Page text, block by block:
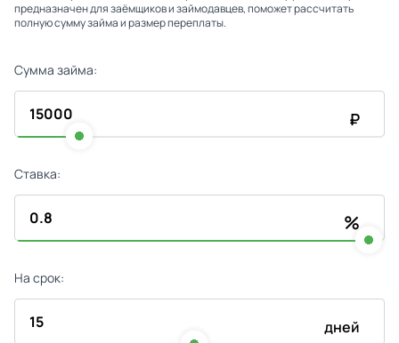
предназначен для заёмщиков и займодавцев, поможет рассчитать
полную сумму займа и размер переплаты.
Сумма займа:
₽
Ставка:
%
На срок:
дней